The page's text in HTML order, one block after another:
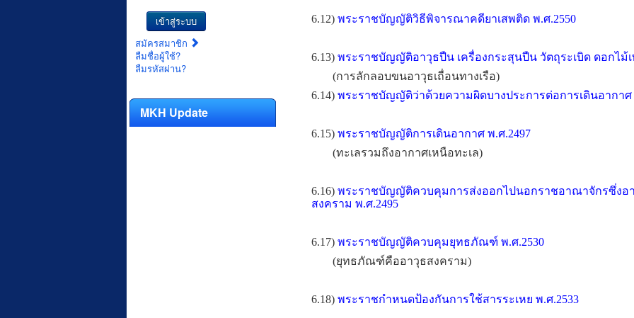
เข้าสู่ระบบ
สมัครสมาชิก
ลืมชื่อผู้ใช้?
ลืมรหัสผ่าน?
MKH Update
6.12) พระราชบัญญัติวิธีพิจารณาคดียาเสพติด พ.ศ.2550
6.13) พระราชบัญญัติอาวุธปืน เครื่องกระสุนปืน วัตถุระเบิด ดอกไม้เ
(การลักลอบขนอาวุธเถื่อนทางเรือ)
6.14) พระราชบัญญัติว่าด้วยความผิดบางประการต่อการเดินอากาศ
6.15) พระราชบัญญัติการเดินอากาศ พ.ศ.2497
(ทะเลรวมถึงอากาศเหนือทะเล)
6.16) พระราชบัญญัติควบคุมการส่งออกไปนอกราชอาณาจักรซึ่ง
สงคราม พ.ศ.2495
6.17) พระราชบัญญัติควบคุมยุทธภัณฑ์ พ.ศ.2530
(ยุทธภัณฑ์คืออาวุธสงคราม)
6.18) พระราชกำหนดป้องกันการใช้สารระเหย พ.ศ.2533